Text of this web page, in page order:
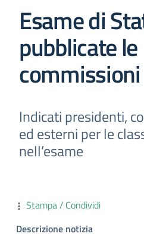
Esame di
pubblicate le
commissioni
Indicati presidenti,
ed esterni per le
nell’esame
Stampa / Condividi
Descrizione notizia